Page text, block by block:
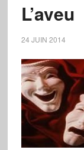
L’aveu
24 JUIN 2014